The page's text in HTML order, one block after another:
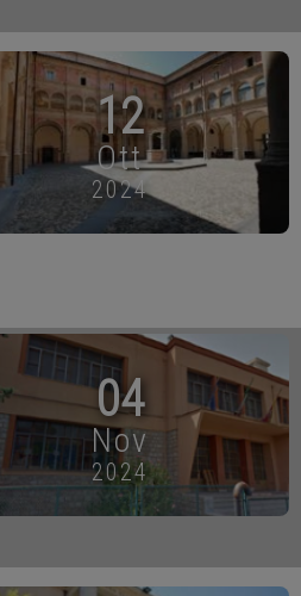
12
Ott
2024
04
Nov
2024